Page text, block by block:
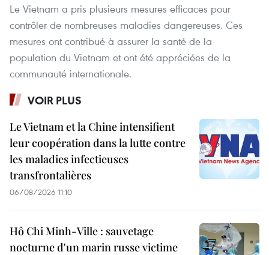
Le Vietnam a pris plusieurs mesures efficaces pour
contrôler de nombreuses maladies dangereuses. Ces
mesures ont contribué à assurer la santé de la
population du Vietnam et ont été appréciées de la
communauté internationale.
VOIR PLUS
Le Vietnam et la Chine intensifient
leur coopération dans la lutte contre
les maladies infectieuses
transfrontalières
06/08/2026 11:10
Hô Chi Minh-Ville : sauvetage
nocturne d'un marin russe victime